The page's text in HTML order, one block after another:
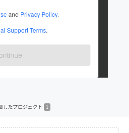
and Privacy Policy.
Support Terms.
トを投稿しています
したプロジェクト 1